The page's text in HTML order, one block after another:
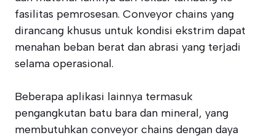
fasilitas pemrosesan. Conveyor chains yang
dirancang khusus untuk kondisi ekstrim dapat
menahan beban berat dan abrasi yang terjadi
selama operasional.
Beberapa aplikasi lainnya termasuk
pengangkutan batu bara dan mineral, yang
membutuhkan conveyor chains dengan daya